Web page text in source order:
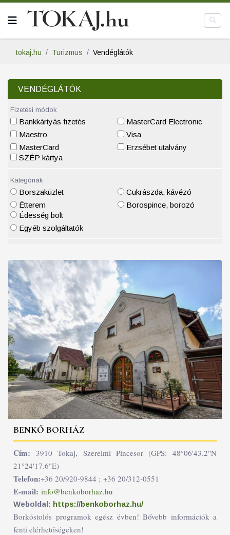
tokaj.hu Turizmus Vendéglátók
VENDÉGLÁTÓK
Fizetési módok
Bankkártyás fizetés
Maestro
MasterCard
MasterCard Electronic
Visa
Erzsébet utalvány
SZÉP kártya
Kategóriák
Borszaküzlet
Étterem
Cukrászda, kávézó
Borospince, borozó
Édesség bolt
Egyéb szolgáltatók
BENKŐ BORHÁZ
Cím: 3910 Tokaj, Szerelmi Pincesor (GPS: 48°06'43.2"N
21°24'17.6"E)
Telefon:+36 20/920-9844 ; +36 20/312-0551
E-mail: info@benkoborhaz.hu
Weboldal: https://benkoborhaz.hu/
Borkóstolós programok egész évben! Bővebb információk a
fenti elérhetőségeken!